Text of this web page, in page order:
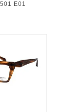
E01